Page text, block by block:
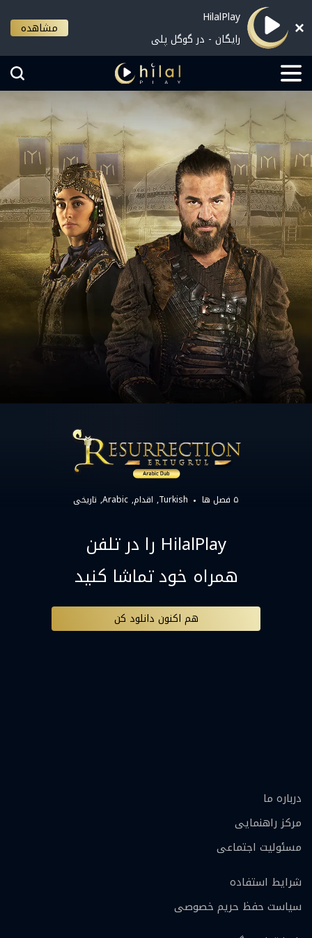
HilalPlay
رایگان - در گوگل پلی
مشاهده
۵ فصل ها Turkish اقدام Arabic تاریخی
HilalPlay را در تلفن
همراه خود تماشا کنید
هم اکنون دانلود کن
درباره ما
مرکز راهنمایی
مسئولیت اجتماعی
شرایط استفاده
سیاست حفظ حریم خصوصی